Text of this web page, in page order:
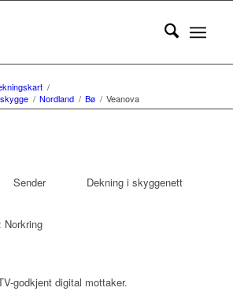
/
/ Nordland / Bø / Veanova
Sender
Dekning i skyggenett
: Norkring
godkjent digital mottaker.